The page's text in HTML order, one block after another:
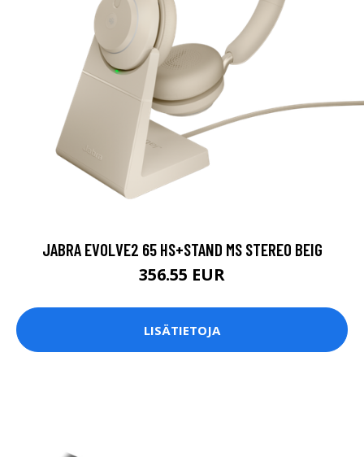
JABRA EVOLVE2 65 HS+STAND MS STEREO BEIG
356.55 EUR
LISÄTIETOJA